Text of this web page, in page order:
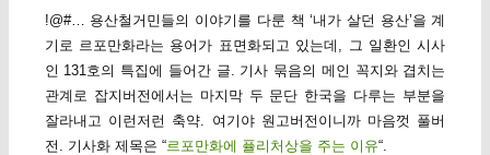
!@#… 용산철거민들의 이야기를 다룬 책 ‘내가 살던 용산’을 계
기로 르포만화라는 용어가 표면화되고 있는데, 그 일환인 시사
인 131호의 특집에 들어간 글. 기사 묶음의 메인 꼭지와 겹치는
관계로 잡지버전에서는 마지막 두 문단 한국을 다루는 부분을
잘라내고 이런저런 축약. 여기야 원고버전이니까 마음껏 풀버
전. 기사화 제목은 “르포만화에 퓰리처상을 주는 이유“.